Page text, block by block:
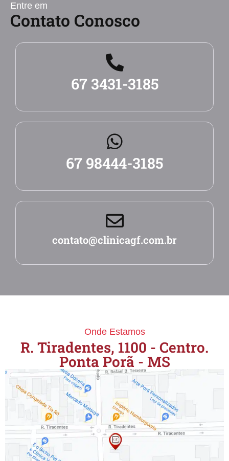
Entre em
Contato Conosco
67 3431-3185
67 98444-3185
contato@clinicagf.com.br
Onde Estamos
R. Tiradentes, 1100 - Centro.
Ponta Porã - MS